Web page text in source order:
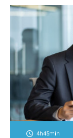
4h45min